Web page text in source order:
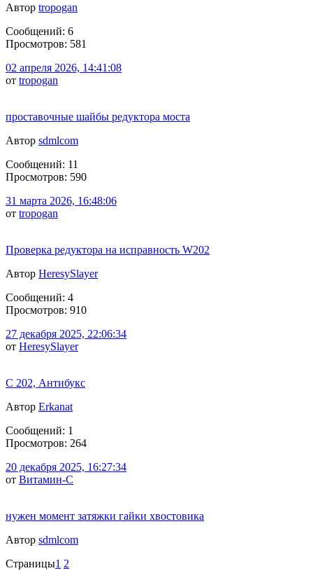
Автор tropogan
Сообщений: 6
Просмотров: 581
02 апреля 2026, 14:41:08
от tropogan
проставочные шайбы редуктора моста
Автор sdmlcom
Сообщений: 11
Просмотров: 590
31 марта 2026, 16:48:06
от tropogan
Проверка редуктора на исправность W202
Автор HeresySlayer
Сообщений: 4
Просмотров: 910
27 декабря 2025, 22:06:34
от HeresySlayer
С 202, Антибукс
Автор Erkanat
Сообщений: 1
Просмотров: 264
20 декабря 2025, 16:27:34
от Витамин-С
нужен момент затяжки гайки хвостовика
Автор sdmlcom
Страницы1 2